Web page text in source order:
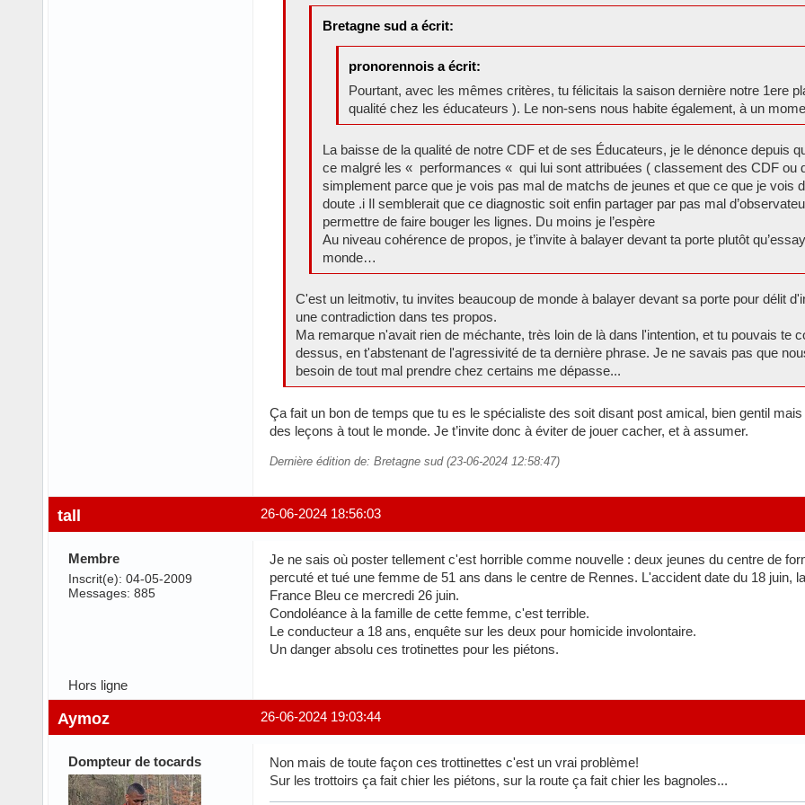
Bretagne sud a écrit:
pronorennois a écrit:
Pourtant, avec les mêmes critères, tu félicitais la saison dernière notre 1ere
qualité chez les éducateurs ). Le non-sens nous habite également, à un
La baisse de la qualité de notre CDF et de ses Éducateurs, je le dénonce depuis
ce malgré les « performances « qui lui sont attribuées ( classement des CDF ou
simplement parce que je vois pas mal de matchs de jeunes et que ce que je
doute .i Il semblerait que ce diagnostic soit enfin partager par pas mal
permettre de faire bouger les lignes. Du moins je l’espère
Au niveau cohérence de propos, je t’invite à balayer devant ta porte plutôt
monde…
C'est un leitmotiv, tu invites beaucoup de monde à balayer devant sa porte pour délit
une contradiction dans tes propos.
Ma remarque n'avait rien de méchante, très loin de là dans l'intention, et tu pouvais te
dessus, en t'abstenant de l'agressivité de ta dernière phrase. Je ne savais pas que
besoin de tout mal prendre chez certains me dépasse...
Ça fait un bon de temps que tu es le spécialiste des soit disant post amical, bien gentil
des leçons à tout le monde. Je t’invite donc à éviter de jouer cacher, et à assumer.
Dernière édition de: Bretagne sud (23-06-2024 12:58:47)
26-06-2024 18:56:03
tall
Membre
Inscrit(e): 04-05-2009
Messages: 885
Je ne sais où poster tellement c'est horrible comme nouvelle : deux jeunes du centre de
percuté et tué une femme de 51 ans dans le centre de Rennes. L'accident date du 18 juin,
France Bleu ce mercredi 26 juin.
Condoléance à la famille de cette femme, c'est terrible.
Le conducteur a 18 ans, enquête sur les deux pour homicide involontaire.
Un danger absolu ces trotinettes pour les piétons.
Hors ligne
26-06-2024 19:03:44
Aymoz
Dompteur de tocards
Non mais de toute façon ces trottinettes c'est un vrai problème!
Sur les trottoirs ça fait chier les piétons, sur la route ça fait chier les bagnoles...